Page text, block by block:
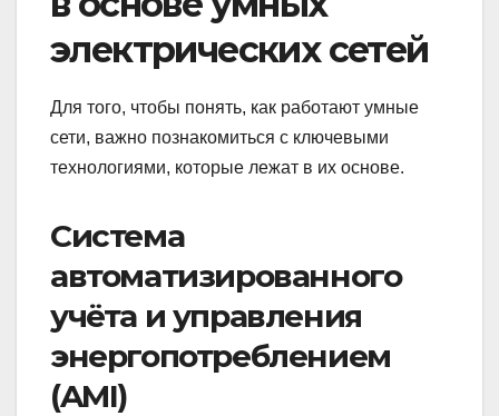
электрических сетей
Для того, чтобы понять, как работают умные
сети, важно познакомиться с ключевыми
технологиями, которые лежат в их основе.
Система
автоматизированного
учёта и управления
энергопотреблением
(AMI)